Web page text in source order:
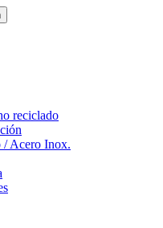
reciclado
/ Acero Inox.